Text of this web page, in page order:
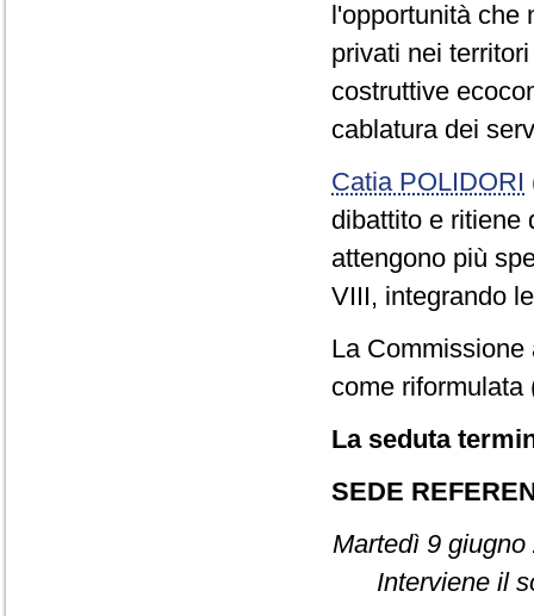
l'opportunità che
privati nei
costruttive
cablatura dei
Catia POLIDORI
dibattito e ritiene
attengono più
VIII, integrando
La Commissione
come riformulata
La seduta
SEDE
Martedì 9
Interviene il